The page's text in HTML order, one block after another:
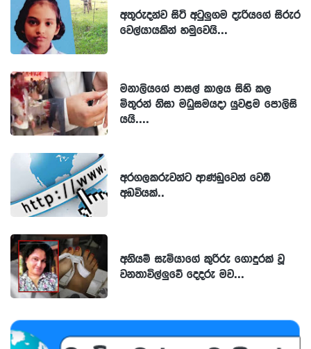
අතුරුදන්ව සිටි අටුලුගම දැරියගේ සිරුර
වෙල්යායකින් හමුවෙයි...
මනාලියගේ පාසල් කාලය සිහි කල
මිතුරන් නිසා මධුසමයදා යුවළම පොලිසි
යයි....
අරගලකරුවන්ට ආණ්ඩුවෙන් වෙබ්
අඩවියක්..
අනියම් සැමියාගේ කුරිරු ගොදුරක් වූ
වනතාවිල්ලුවේ දෙදරු මව...